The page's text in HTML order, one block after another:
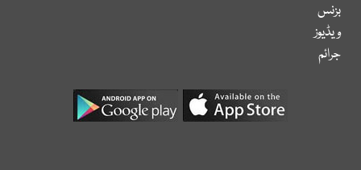
بزنس
ویڈیوز
جرائم